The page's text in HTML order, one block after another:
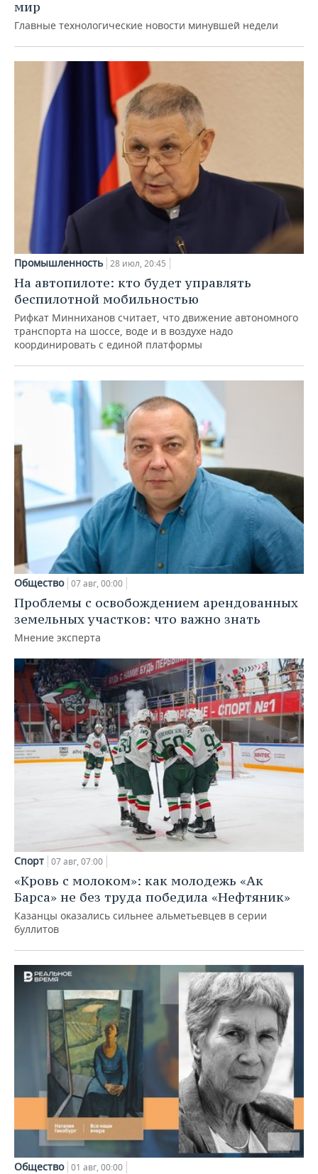
мир
Главные технологические новости минувшей недели
Промышленность 28 июл, 20:45
На автопилоте: кто будет управлять
беспилотной мобильностью
Рифкат Минниханов считает, что движение автономного
транспорта на шоссе, воде и в воздухе надо
координировать с единой платформы
Общество 07 авг, 00:00
Проблемы с освобождением арендованных
земельных участков: что важно знать
Мнение эксперта
Спорт 07 авг, 07:00
«Кровь с молоком»: как молодежь «Ак
Барса» не без труда победила «Нефтяник»
Казанцы оказались сильнее альметьевцев в серии
буллитов
Общество 01 авг, 00:00